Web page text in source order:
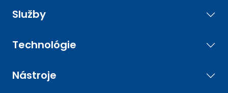
Služby
Technológie
Nástroje